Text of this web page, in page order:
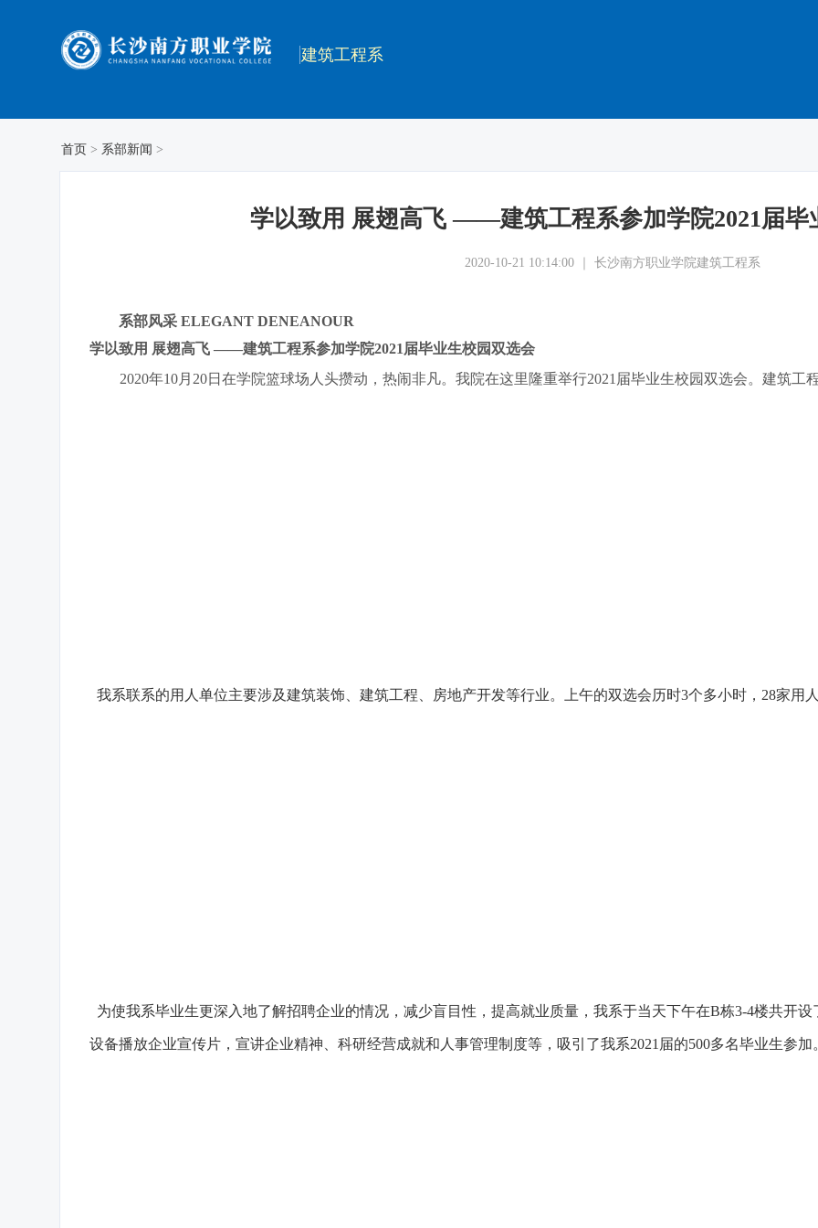
建筑工程系
首页 > 系部新闻 >
学以致用 展翅高飞 ——建筑工程系参加学院2021届毕
2020-10-21 10:14:00 ｜ 长沙南方职业学院建筑工程系
系部风采 ELEGANT DENEANOUR
学以致用 展翅高飞 ——建筑工程系参加学院2021届毕业生校园双选会
2020年10月20日在学院篮球场人头攒动，热闹非凡。我院在这里隆重举行2021届毕业生校园双选会。建筑工
我系联系的用人单位主要涉及建筑装饰、建筑工程、房地产开发等行业。上午的双选会历时3个多小时，28家用
为使我系毕业生更深入地了解招聘企业的情况，减少盲目性，提高就业质量，我系于当天下午在B栋3-4楼共开
设备播放企业宣传片，宣讲企业精神、科研经营成就和人事管理制度等，吸引了我系2021届的500多名毕业生参加